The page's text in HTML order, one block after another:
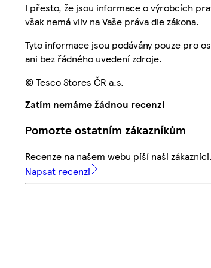
I přesto, že jsou informace o výrobcích
však nemá vliv na Vaše práva dle zákona.
Tyto informace jsou podávány pouze pro
ani bez řádného uvedení zdroje.
© Tesco Stores ČR a.s.
Zatím nemáme žádnou recenzi
Pomozte ostatním zákazníkům
Recenze na našem webu píší naši
Napsat recenzi